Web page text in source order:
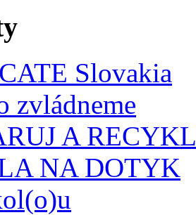
Slovakia
zvládneme
A
NA DOTYK